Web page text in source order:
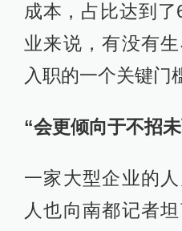
成本，占比达到了
业来说，有没有
入职的一个关键门
“会更倾向于不招
一家大型企业的
人也向南都记者